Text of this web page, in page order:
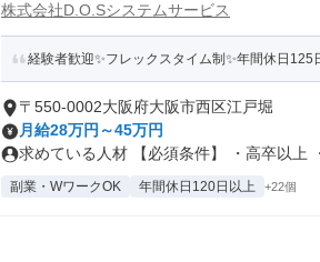
株式会社D.O.Sシステムサービス
経験者歓迎✨フレックスタイム制✨年間休日125
〒550-0002大阪府大阪市西区江戸堀
月給28万円～45万円
求めている人材 【必須条件】 ・高卒以上
副業・WワークOK 年間休日120日以上 +22個